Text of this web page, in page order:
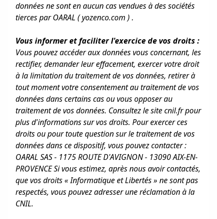
données ne sont en aucun cas vendues à des sociétés
tierces par OARAL ( yozenco.com ) .
Vous informer et faciliter l'exercice de vos droits :
Vous pouvez accéder aux données vous concernant, les
rectifier, demander leur effacement, exercer votre droit
à la limitation du traitement de vos données, retirer à
tout moment votre consentement au traitement de vos
données dans certains cas ou vous opposer au
traitement de vos données. Consultez le site cnil.fr pour
plus d'informations sur vos droits. Pour exercer ces
droits ou pour toute question sur le traitement de vos
données dans ce dispositif, vous pouvez contacter :
OARAL SAS - 1175 ROUTE D'AVIGNON - 13090 AIX-EN-
PROVENCE Si vous estimez, après nous avoir contactés,
que vos droits « Informatique et Libertés » ne sont pas
respectés, vous pouvez adresser une réclamation à la
CNIL.